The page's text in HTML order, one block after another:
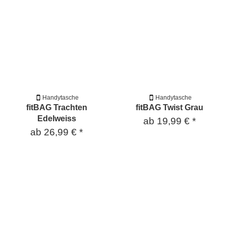
Handytasche
fitBAG Trachten
Edelweiss
ab 26,99 € *
Handytasche
fitBAG Twist Grau
ab 19,99 € *